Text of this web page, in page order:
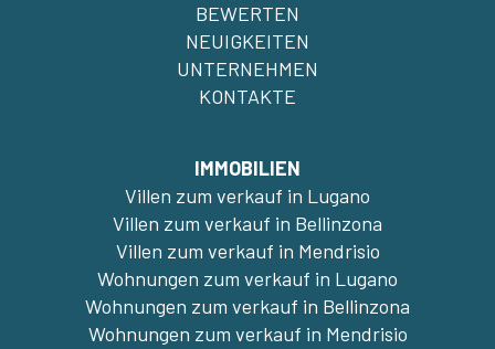
BEWERTEN
NEUIGKEITEN
UNTERNEHMEN
KONTAKTE
IMMOBILIEN
Villen zum verkauf in Lugano
Villen zum verkauf in Bellinzona
Villen zum verkauf in Mendrisio
Wohnungen zum verkauf in Lugano
Wohnungen zum verkauf in Bellinzona
Wohnungen zum verkauf in Mendrisio